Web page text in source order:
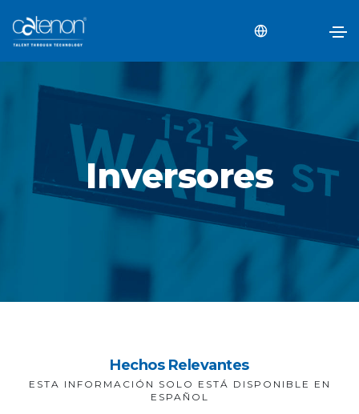
Inversores
Hechos Relevantes
ESTA INFORMACIÓN SOLO ESTÁ DISPONIBLE EN
ESPAÑOL